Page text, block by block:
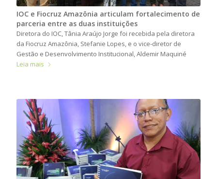
IOC e Fiocruz Amazônia articulam fortalecimento de
parceria entre as duas instituições
Diretora do IOC, Tânia Araújo Jorge foi recebida pela diretora
da Fiocruz Amazônia, Stefanie Lopes, e o vice-diretor de
Gestão e Desenvolvimento Institucional, Aldemir Maquiné
Leia mais